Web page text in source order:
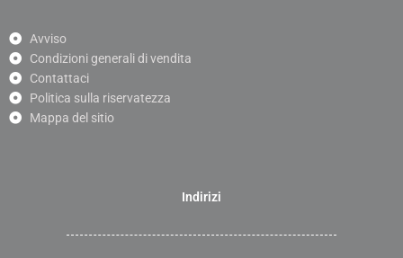
Avviso
Condizioni generali di vendita
Contattaci
Politica sulla riservatezza
Mappa del sitio
Indirizi